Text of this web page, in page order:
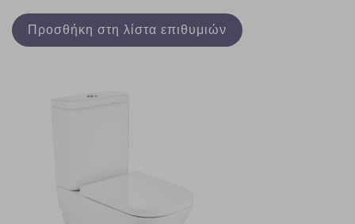
Προσθήκη στη λίστα επιθυμιών